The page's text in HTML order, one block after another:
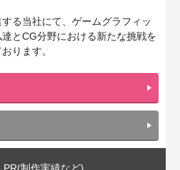
る当社にて、ゲームグラフィッ
とCG分野における新たな挑戦を
ります。